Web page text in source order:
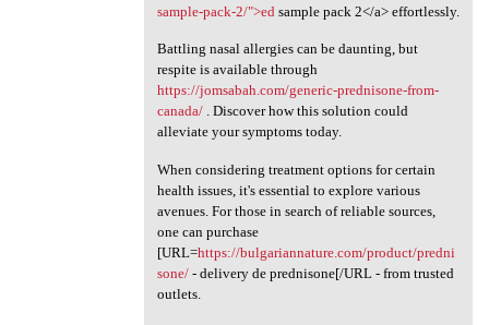
sample-pack-2/">ed sample pack 2</a> effortlessly.
Battling nasal allergies can be daunting, but
respite is available through
https://jomsabah.com/generic-prednisone-from-
canada/. Discover how this solution could
alleviate your symptoms today.
When considering treatment options for certain
health issues, it's essential to explore various
avenues. For those in search of reliable sources,
one can purchase
[URL=https://bulgariannature.com/product/predni
sone/- delivery de prednisone[/URL - from trusted
outlets.